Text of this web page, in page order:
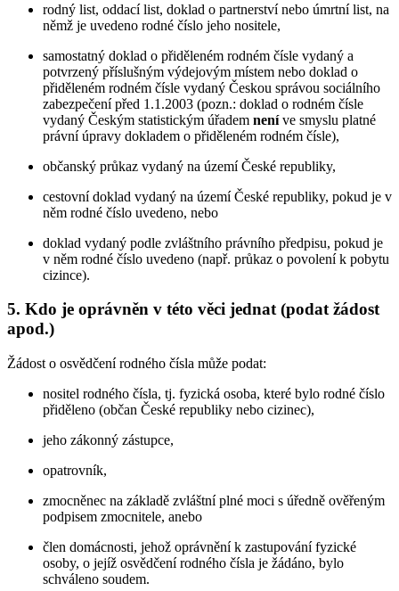
rodný list, oddací list, doklad o partnerství nebo úmrtní list, na
němž je uvedeno rodné číslo jeho nositele,
samostatný doklad o přiděleném rodném čísle vydaný a
potvrzený příslušným výdejovým místem nebo doklad o
přiděleném rodném čísle vydaný Českou správou sociálního
zabezpečení před 1.1.2003 (pozn.: doklad o rodném čísle
vydaný Českým statistickým úřadem neníve smyslu platné
právní úpravy dokladem o přiděleném rodném čísle),
občanský průkaz vydaný na území České republiky,
cestovní doklad vydaný na území České republiky, pokud je v
něm rodné číslo uvedeno, nebo
doklad vydaný podle zvláštního právního předpisu, pokud je
v něm rodné číslo uvedeno (např. průkaz o povolení k pobytu
cizince).
5. Kdo je oprávněn v této věci jednat (podat žádost
apod.)
Žádost o osvědčení rodného čísla může podat:
nositel rodného čísla, tj. fyzická osoba, které bylo rodné číslo
přiděleno (občan České republiky nebo cizinec),
jeho zákonný zástupce,
opatrovník,
zmocněnec na základě zvláštní plné moci s úředně ověřeným
podpisem zmocnitele, anebo
člen domácnosti, jehož oprávnění k zastupování fyzické
osoby, o jejíž osvědčení rodného čísla je žádáno, bylo
schváleno soudem.